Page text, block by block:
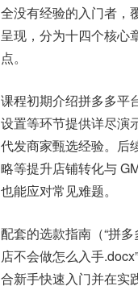
全没有经验的入门者，
呈现，分为十四个核心
点。
课程初期介绍拼多多平
设置等环节提供详尽演
代发商家甄选经验。后
略等提升店铺转化与
也能应对常见难题。
配套的选款指南（“拼
店不会做怎么入手
合新手快速入门并在实